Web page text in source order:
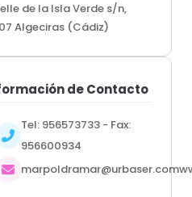
de la Isla Verde s/n,
Algeciras (Cádiz)
de Contacto
Tel: 956573733 - Fax:
956600934